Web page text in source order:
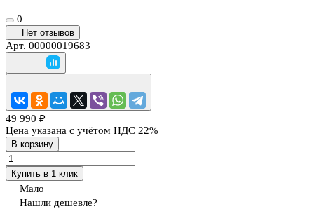
0
Нет отзывов
Арт. 00000019683
49 990 ₽
Цена указана с учётом НДС 22%
В корзину
Купить в 1 клик
Мало
Нашли дешевле?